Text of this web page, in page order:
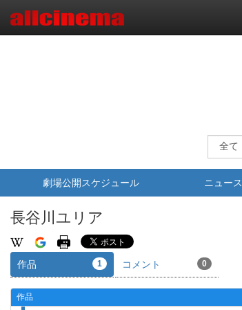
劇場公開スケジュール ニュース
長谷川ユリア
作品 1 コメント 0
作品